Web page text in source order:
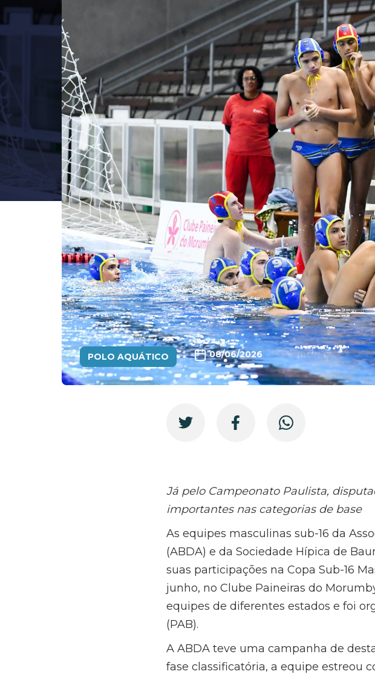
POLO AQUÁTICO 08/06/2026
Já pelo Campeonato Paulista,
importantes nas categorias de base
As equipes masculinas sub-16 da
(ABDA) e da Sociedade Hípica de
suas participações na Copa Sub-16
junho, no Clube Paineiras do
equipes de diferentes estados e foi
(PAB).
A ABDA teve uma campanha de
fase classificatória, a equipe estreou